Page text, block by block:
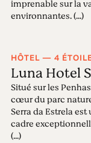
imprenable sur la
environnantes. (...)
HÔTEL — 4
Luna Hotel
Situé sur les
cœur du parc
Serra da Estrela
cadre
(...)